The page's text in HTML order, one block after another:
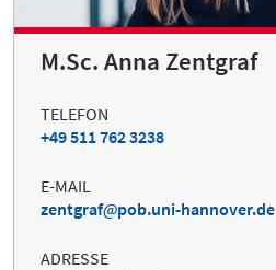
M.Sc. Anna Zentgraf
TELEFON
+49 511 762 3238
E-MAIL
zentgraf
pob.uni-hannover.de
ADRESSE